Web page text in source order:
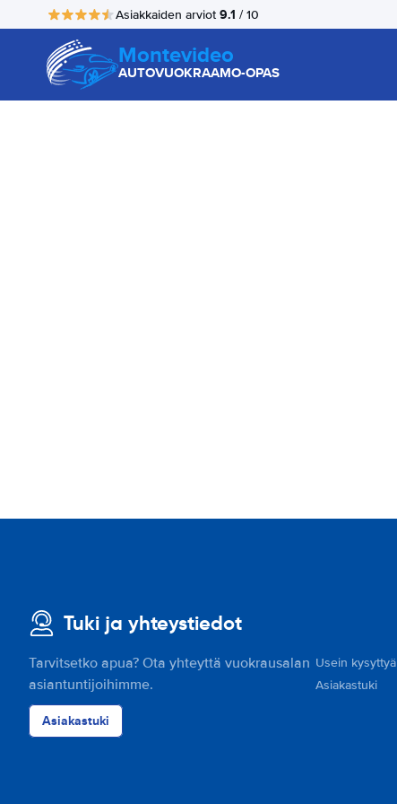
Asiakkaiden arviot 9.1 / 10
Montevideo
AUTOVUOKRAAMO-OPAS
Tuki ja yhteystiedot
Tarvitsetko apua? Ota yhteyttä vuokrausalan
asiantuntijoihimme.
Asiakastuki
Usein kysyttyä
Asiakastuki